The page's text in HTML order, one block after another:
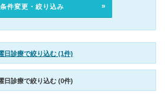
条件変更・絞り込み
日診療で絞り込む (1件)
日診療で絞り込む (0件)